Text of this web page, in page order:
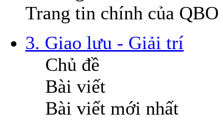
Trang tin chính của QBO
3. Giao lưu - Giải trí
Chủ đề
Bài viết
Bài viết mới nhất